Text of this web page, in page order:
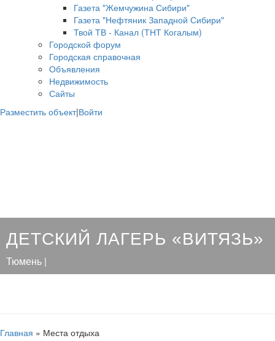
Газета "Жемчужина Сибири"
Газета "Нефтяник Западной Сибири"
Твой ТВ - Канал (ТНТ Когалым)
Городской форум
Городская справочная
Объявления
Недвижимость
Сайты
Разместить объект|Войти
ДЕТСКИЙ ЛАГЕРЬ «ВИТЯЗЬ»
Тюмень |
Главная » Места отдыха